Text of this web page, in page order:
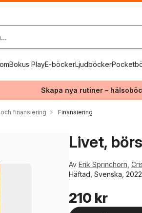
Bokus PlayE-böckerLjudböcker
Skapa nya rutiner –
finansiering Finansiering
Livet,
Av Erik Sprinchorn
Häftad, Svenska, 2022
210 kr